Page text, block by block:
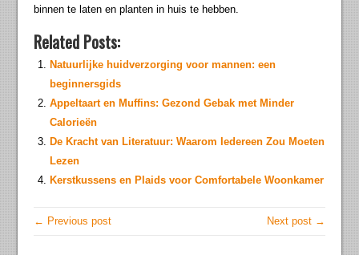
binnen te laten en planten in huis te hebben.
Related Posts:
Natuurlijke huidverzorging voor mannen: een
beginnersgids
Appeltaart en Muffins: Gezond Gebak met Minder
Calorieën
De Kracht van Literatuur: Waarom Iedereen Zou Moeten
Lezen
Kerstkussens en Plaids voor Comfortabele Woonkamer
← Previous post Next post →